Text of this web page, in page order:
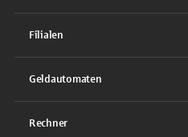
Filialen
Geldautomaten
Rechner